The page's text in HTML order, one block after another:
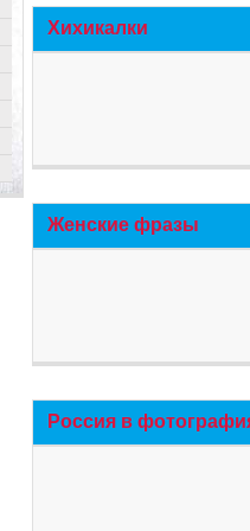
Хихикалки
Женские фразы
Россия в